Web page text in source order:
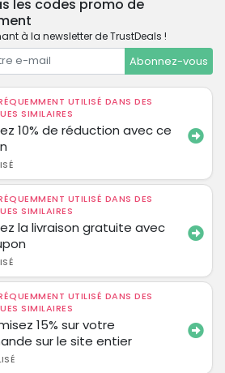
les codes promo de
à la newsletter de TrustDeals !
Abonnez-vous
UTILISÉ DANS DES
SIMILAIRES
10% de réduction avec ce
UTILISÉ DANS DES
SIMILAIRES
la livraison gratuite avec
UTILISÉ DANS DES
SIMILAIRES
15% sur votre
sur le site entier